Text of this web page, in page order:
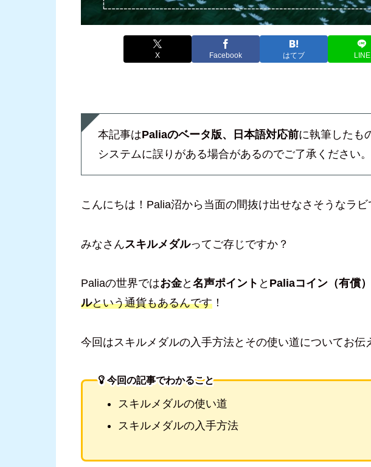
X Facebook はてブ LINE
本記事はPaliaのベータ版、日本語対応前に執筆したも
システムに誤りがある場合があるのでご了承ください。
こんにちは！Palia沼から当面の間抜け出せなさそうなラビ
みなさんスキルメダルってご存じですか？
Paliaの世界ではお金と 名声ポイント と Paliaコイン（有償）
ルという通貨もあるんです ！
今回はスキルメダルの入手方法とその使い道についてお伝
今回の記事でわかること
スキルメダルの使い道
スキルメダルの入手方法